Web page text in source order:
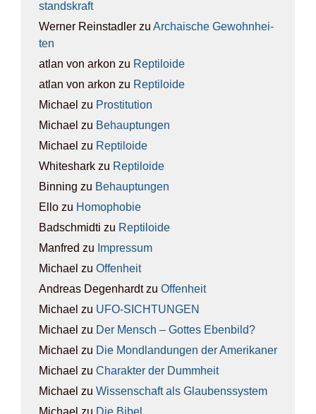
stands­kraft
Werner Reinstadler zu Archai­sche Gewohn­hei­
ten
atlan von arkon zu Rep­ti­lo­ide
atlan von arkon zu Rep­ti­lo­ide
Michael zu Pro­sti­tu­ti­on
Michael zu Behaup­tun­gen
Michael zu Rep­ti­lo­ide
Whiteshark zu Rep­ti­lo­ide
Binning zu Behaup­tun­gen
Ello zu Homo­pho­bie
Badschmidti zu Rep­ti­lo­ide
Manfred zu Impres­sum
Michael zu Offen­heit
Andreas Degenhardtzu Offen­heit
Michael zu UFO-SICH­TUN­GEN
Michael zu Der Mensch – Got­tes Eben­bild?
Michael zu Die Mond­lan­dun­gen der Ame­ri­ka­ner
Michael zu Cha­rak­ter der Dumm­heit
Michael zu Wis­sen­schaft als Glau­bens­sys­tem
Michael zu Die Bibel